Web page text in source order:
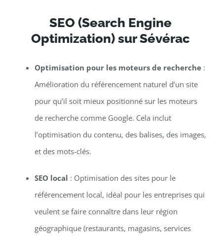
SEO (Search Engine
Optimization) sur Sévérac
Optimisation pour les moteurs de recherche:
Amélioration du référencement naturel d’un site
pour qu’il soit mieux positionné sur les moteurs
de recherche comme Google. Cela inclut
l’optimisation du contenu, des balises, des images,
et des mots-clés.
SEO local : Optimisation des sites pour le
référencement local, idéal pour les entreprises qui
veulent se faire connaître dans leur région
géographique (restaurants, magasins, services